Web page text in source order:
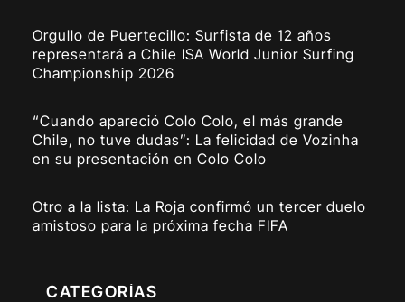
Orgullo de Puertecillo: Surfista de 12 años
representará a Chile ISA World Junior Surfing
Championship 2026
“Cuando apareció Colo Colo, el más grande
Chile, no tuve dudas”: La felicidad de Vozinha
en su presentación en Colo Colo
Otro a la lista: La Roja confirmó un tercer duelo
amistoso para la próxima fecha FIFA
CATEGORÍAS